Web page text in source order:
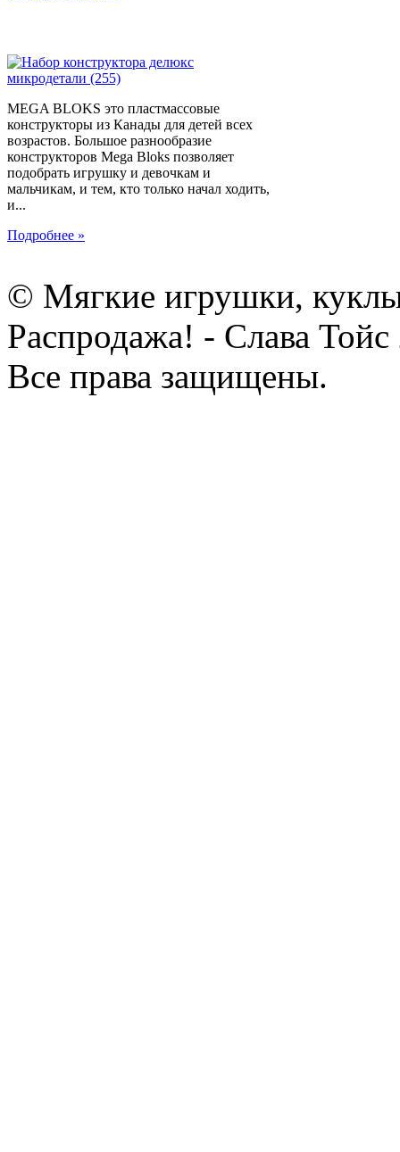
MEGA BLOKS это пластмассовые
конструкторы из Канады для детей всех
возрастов. Большое разнообразие
конструкторов Mega Bloks позволяет
подобрать игрушку и девочкам и
мальчикам, и тем, кто только начал ходить,
и...
Подробнее »
© Мягкие игрушки,
Распродажа! - Слава Тойс
Все права защищены.